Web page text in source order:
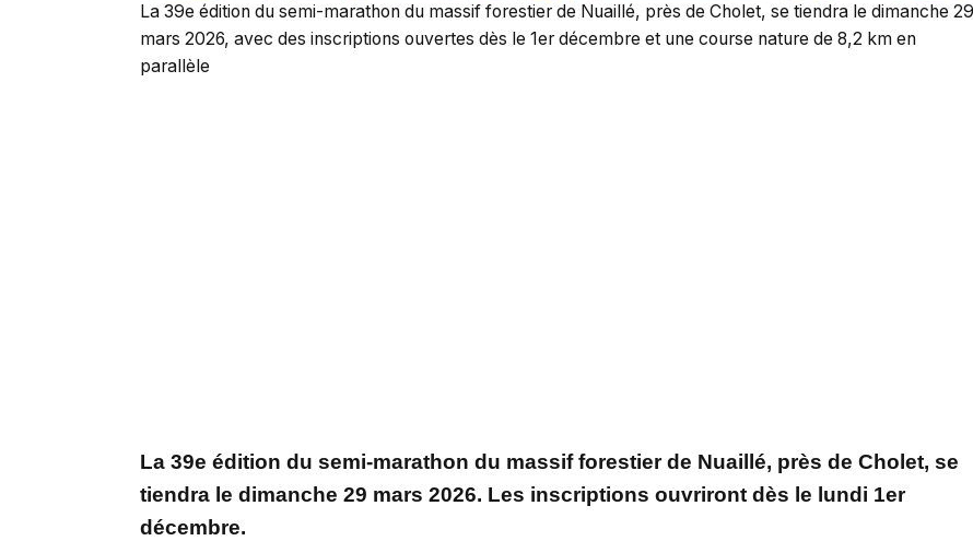
La 39e édition du semi-marathon du massif forestier de Nuaillé, près de Cholet, se tiendra le dimanche 29
mars 2026, avec des inscriptions ouvertes dès le 1er décembre et une course nature de 8,2 km en
parallèle
La 39e édition du semi-marathon du massif forestier de Nuaillé, près de Cholet, se
tiendra le dimanche 29 mars 2026. Les inscriptions ouvriront dès le lundi 1er
décembre.